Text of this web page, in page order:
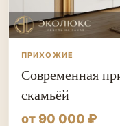
ПРИХОЖИЕ
Современная
скамьёй
от 90 000 ₽